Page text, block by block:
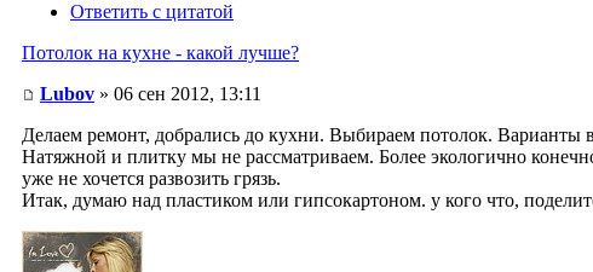
Ответить с цитатой
Потолок на кухне - какой лучше?
Lubov » 06 сен 2012, 13:11
Делаем ремонт, добрались до кухни. Выбираем потолок. Варианты
Натяжной и плитку мы не рассматриваем. Более экологично
уже не хочется развозить грязь.
Итак, думаю над пластиком или гипсокартоном. у кого что,